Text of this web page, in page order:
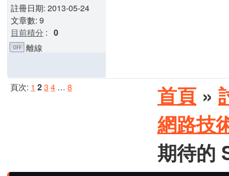
註冊日期: 2013-05-24
文章數: 9
目前積分 : 0
離線
頁次: 1 23 4 … 8 首頁 »
網路技
期待的